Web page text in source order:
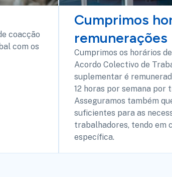
coacção
com os
Cumprimos
remunerações
Cumprimos os horários
Acordo Colectivo de
suplementar é
12 horas por semana por
Asseguramos também
suficientes para as
trabalhadores, tendo em
específica.